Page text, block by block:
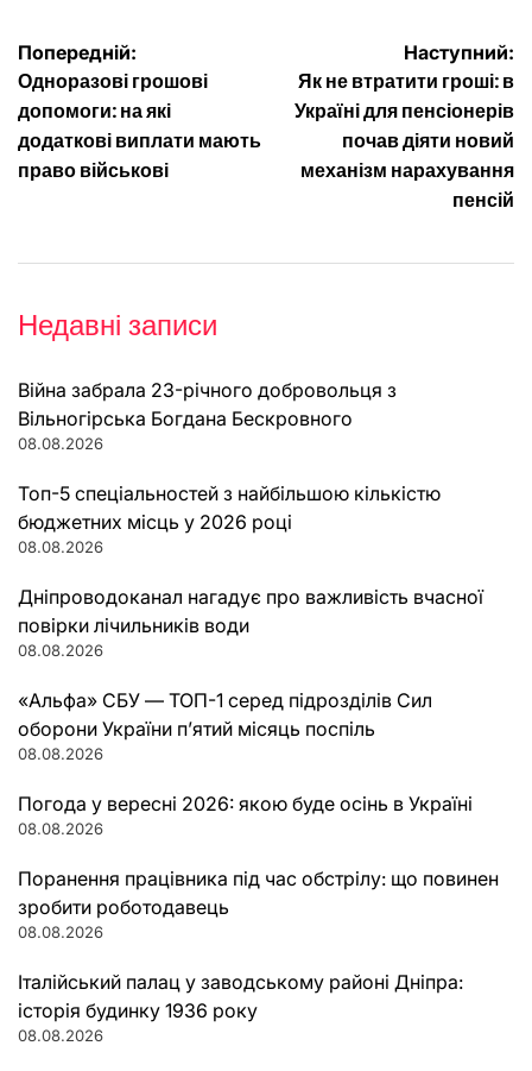
Навігація
записів
Попередній:
Одноразові грошові
допомоги: на які
додаткові виплати мають
право військові
Наступний:
Як не втратити гроші: в
Україні для пенсіонерів
почав діяти новий
механізм нарахування
пенсій
Недавні записи
Війна забрала 23-річного добровольця з
Вільногірська Богдана Бескровного
08.08.2026
Топ-5 спеціальностей з найбільшою кількістю
бюджетних місць у 2026 році
08.08.2026
Дніпроводоканал нагадує про важливість вчасної
повірки лічильників води
08.08.2026
«Альфа» СБУ — ТОП-1 серед підрозділів Сил
оборони України п’ятий місяць поспіль
08.08.2026
Погода у вересні 2026: якою буде осінь в Україні
08.08.2026
Поранення працівника під час обстрілу: що повинен
зробити роботодавець
08.08.2026
Італійський палац у заводському районі Дніпра:
історія будинку 1936 року
08.08.2026